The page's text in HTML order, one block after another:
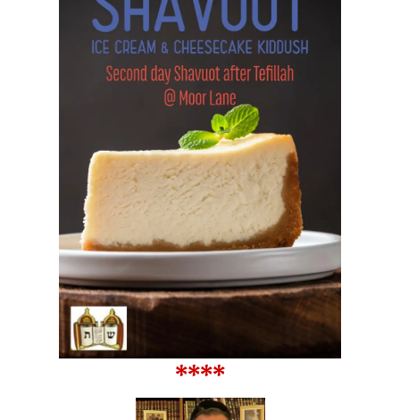
****